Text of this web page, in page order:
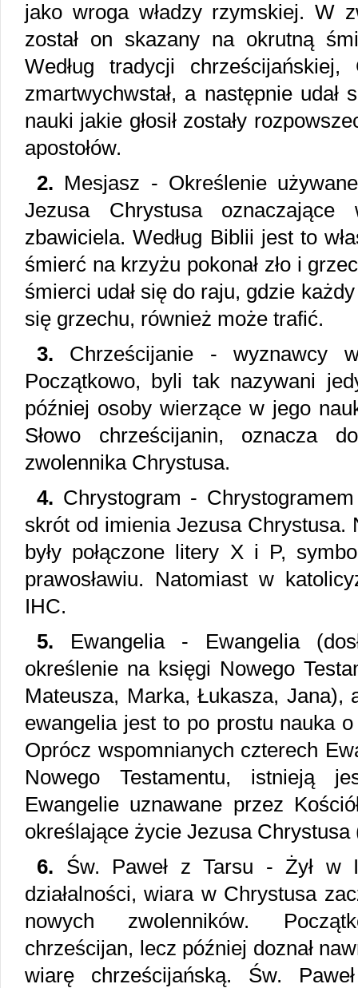
jako wroga władzy rzymskiej. W
został on skazany na okrutną
Według tradycji
zmartwychwstał, a następnie
nauki jakie głosił zostały
apostołów.
2. Mesjasz - Określenie
Jezusa Chrystusa oznaczające
zbawiciela. Według Biblii jest to
śmierć na krzyżu pokonał zło i
śmierci udał się do raju, gdzie
się grzechu, również może trafić.
3. Chrześcijanie - wyznawcy
Początkowo, byli tak nazywani
później osoby wierzące w jego
Słowo chrześcijanin, oznacza
zwolennika Chrystusa.
4. Chrystogram -
skrót od imienia Jezusa Chrystusa.
były połączone litery X i P,
prawosławiu. Natomiast w
IHC.
5. Ewangelia - Ewangelia
określenie na księgi Nowego
Mateusza, Marka, Łukasza, Jana),
ewangelia jest to po prostu nauka
Oprócz wspomnianych czterech
Nowego Testamentu, istnieją
Ewangelie uznawane przez
określające życie Jezusa
6. Św. Paweł z Tarsu - Żył
działalności, wiara w Chrystusa
nowych zwolenników.
chrześcijan, lecz później doznał
wiarę chrześcijańską. Św.